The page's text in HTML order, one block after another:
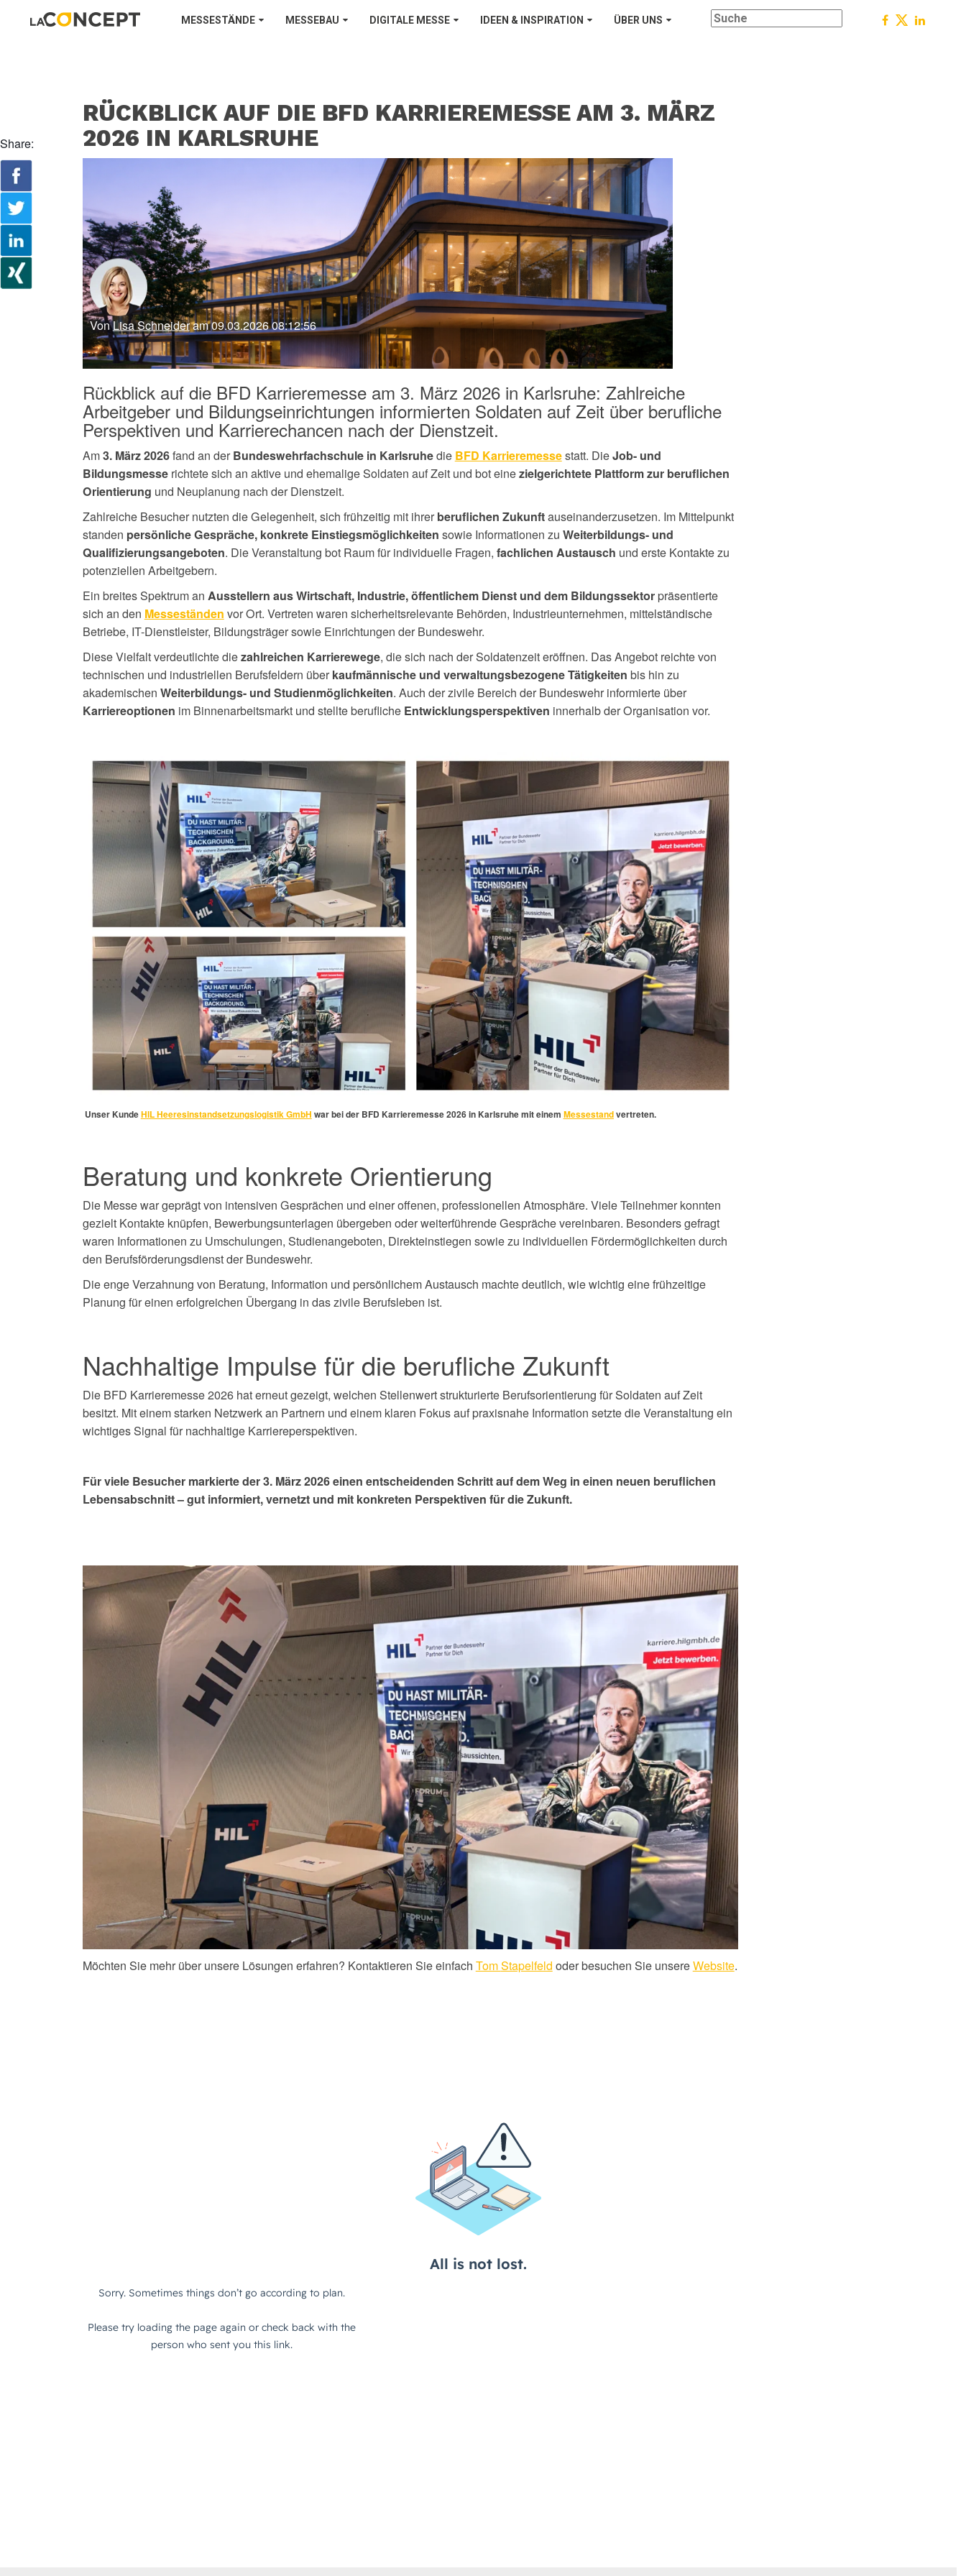
MESSESTÄNDE MESSEBAU DIGITALE MESSE IDEEN & INSPIRATION ÜBER UNS
Share:
RÜCKBLICK AUF DIE BFD KARRIEREMESSE AM 3. MÄRZ
2026 IN KARLSRUHE
VonLisa Schneideram 09.03.2026 08:12:56
Rückblick auf die BFD Karrieremesse am 3. März 2026 in Karlsruhe: Zahlreiche
Arbeitgeber und Bildungseinrichtungen informierten Soldaten auf Zeit über berufliche
Perspektiven und Karrierechancen nach der Dienstzeit.
Am3. März 2026fand an derBundeswehrfachschule in Karlsruhedie BFD Karrieremessestatt. DieJob- und
Bildungsmesserichtete sich an aktive und ehemalige Soldaten auf Zeit und bot einezielgerichtete Plattform zur beruflichen
Orientierung und Neuplanung nach der Dienstzeit.
Zahlreiche Besucher nutzten die Gelegenheit, sich frühzeitig mit ihrerberuflichen Zukunftauseinanderzusetzen. Im Mittelpunkt
standen persönliche Gespräche, konkrete Einstiegsmöglichkeiten sowie Informationen zu Weiterbildungs- und
Qualifizierungsangeboten. Die Veranstaltung bot Raum für individuelle Fragen, fachlichen Austausch und erste Kontakte zu
potenziellen Arbeitgebern.
Ein breites Spektrum an Ausstellern aus Wirtschaft, Industrie, öffentlichem Dienst und dem Bildungssektorpräsentierte
sich an den Messeständen vor Ort. Vertreten waren sicherheitsrelevante Behörden, Industrieunternehmen, mittelständische
Betriebe, IT-Dienstleister, Bildungsträger sowie Einrichtungen der Bundeswehr.
Diese Vielfalt verdeutlichte diezahlreichen Karrierewege, die sich nach der Soldatenzeit eröffnen. Das Angebot reichte von
technischen und industriellen Berufsfeldern überkaufmännische und verwaltungsbezogene Tätigkeiten bis hin zu
akademischen Weiterbildungs- und Studienmöglichkeiten. Auch der zivile Bereich der Bundeswehr informierte über
Karriereoptionen im Binnenarbeitsmarkt und stellte berufliche Entwicklungsperspektiven innerhalb der Organisation vor.
Unser KundeHIL Heeresinstandsetzungslogistik GmbH war bei der BFD Karrieremesse 2026 in Karlsruhe mit einem Messestandvertreten.
Beratung und konkrete Orientierung
Die Messe war geprägt von intensiven Gesprächen und einer offenen, professionellen Atmosphäre. Viele Teilnehmer konnten
gezielt Kontakte knüpfen, Bewerbungsunterlagen übergeben oder weiterführende Gespräche vereinbaren. Besonders gefragt
waren Informationen zu Umschulungen, Studienangeboten, Direkteinstiegen sowie zu individuellen Fördermöglichkeiten durch
den Berufsförderungsdienst der Bundeswehr.
Die enge Verzahnung von Beratung, Information und persönlichem Austausch machte deutlich, wie wichtig eine frühzeitige
Planung für einen erfolgreichen Übergang in das zivile Berufsleben ist.
Nachhaltige Impulse für die berufliche Zukunft
Die BFD Karrieremesse 2026 hat erneut gezeigt, welchen Stellenwert strukturierte Berufsorientierung für Soldaten auf Zeit
besitzt. Mit einem starken Netzwerk an Partnern und einem klaren Fokus auf praxisnahe Information setzte die Veranstaltung ein
wichtiges Signal für nachhaltige Karriereperspektiven.
Für viele Besucher markierte der 3. März 2026 einen entscheidenden Schritt auf dem Weg in einen neuen beruflichen
Lebensabschnitt – gut informiert, vernetzt und mit konkreten Perspektiven für die Zukunft.
Möchten Sie mehr über unsere Lösungen erfahren? Kontaktieren Sie einfach TomStapelfeld oder besuchen Sie unsereWebsite.